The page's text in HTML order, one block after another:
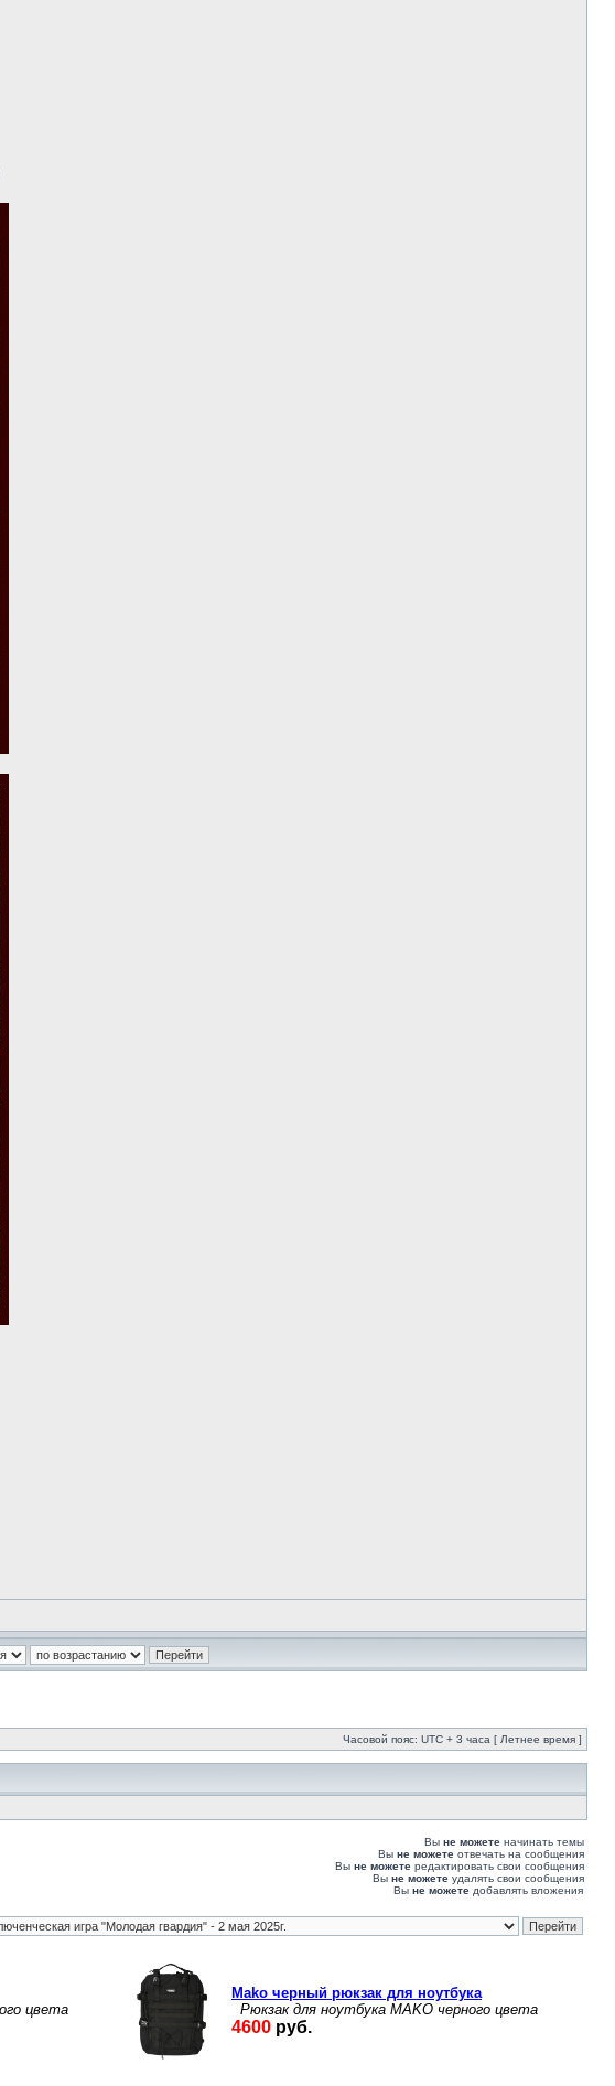
Часовой пояс: UTC + 3 часа [ Летнее время ]
Вы не можете начинать темы
Вы не можете отвечать на сообщения
Вы не можете редактировать свои сообщения
Вы не можете удалять свои сообщения
Вы не можете добавлять вложения